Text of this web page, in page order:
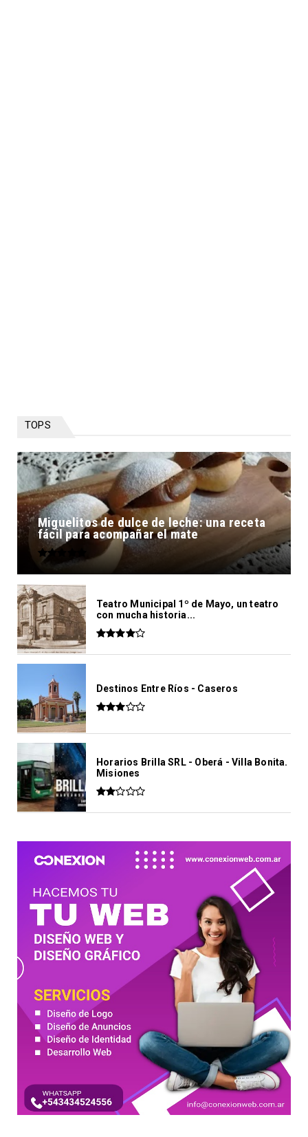
TOPS
Miguelitos de dulce de leche: una receta
fácil para acompañar el mate
Teatro Municipal 1º de Mayo, un teatro
con mucha historia...
Destinos Entre Ríos - Caseros
Horarios Brilla SRL - Oberá - Villa Bonita.
Misiones